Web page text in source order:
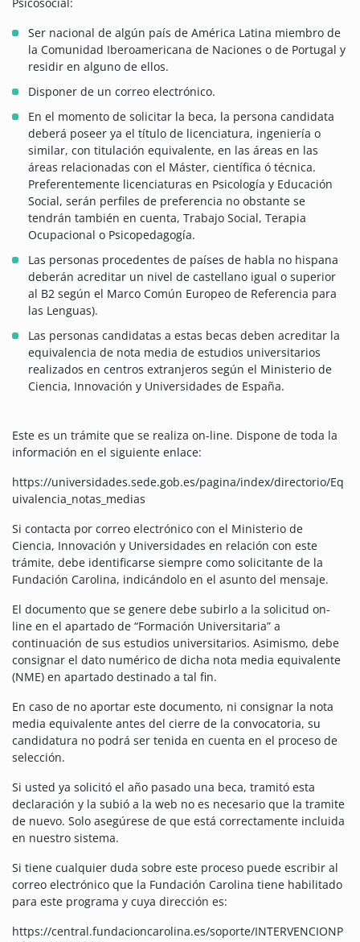
Ser nacional de algún país de América Latina miembro de
la Comunidad Iberoamericana de Naciones o de Portugal y
residir en alguno de ellos.
Disponer de un correo electrónico.
En el momento de solicitar la beca, la persona candidata
deberá poseer ya el título de licenciatura, ingeniería o
similar, con titulación equivalente, en las áreas en las
áreas relacionadas con el Máster, científica ó técnica.
Preferentemente licenciaturas en Psicología y Educación
Social, serán perfiles de preferencia no obstante se
tendrán también en cuenta, Trabajo Social, Terapia
Ocupacional o Psicopedagogía.
Las personas procedentes de países de habla no hispana
deberán acreditar un nivel de castellano igual o superior
al B2 según el Marco Común Europeo de Referencia para
las Lenguas).
Las personas candidatas a estas becas deben acreditar la
equivalencia de nota media de estudios universitarios
realizados en centros extranjeros según el Ministerio de
Ciencia, Innovación y Universidades de España.
Este es un trámite que se realiza on-line. Dispone de toda la
información en el siguiente enlace:
https://universidades.sede.gob.es/pagina/index/directorio/Eq
uivalencia_notas_medias
Si contacta por correo electrónico con el Ministerio de
Ciencia, Innovación y Universidades en relación con este
trámite, debe identificarse siempre como solicitante de la
Fundación Carolina, indicándolo en el asunto del mensaje.
El documento que se genere debe subirlo a la solicitud on-
line en el apartado de “Formación Universitaria” a
continuación de sus estudios universitarios. Asimismo, debe
consignar el dato numérico de dicha nota media equivalente
(NME) en apartado destinado a tal fin.
En caso de no aportar este documento, ni consignar la nota
media equivalente antes del cierre de la convocatoria, su
candidatura no podrá ser tenida en cuenta en el proceso de
selección.
Si usted ya solicitó el año pasado una beca, tramitó esta
declaración y la subió a la web no es necesario que la tramite
de nuevo. Solo asegúrese de que está correctamente incluida
en nuestro sistema.
Si tiene cualquier duda sobre este proceso puede escribir al
correo electrónico que la Fundación Carolina tiene habilitado
para este programa y cuya dirección es:
https://central.fundacioncarolina.es/soporte/INTERVENCIONP